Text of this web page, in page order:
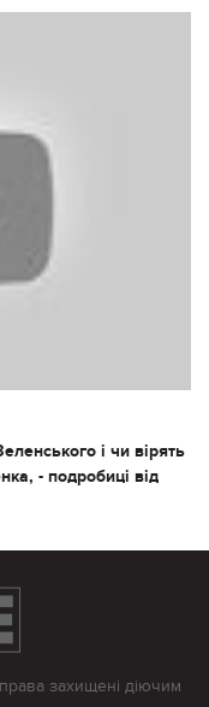
і чи вірять
- подробиці від
захищені діючим